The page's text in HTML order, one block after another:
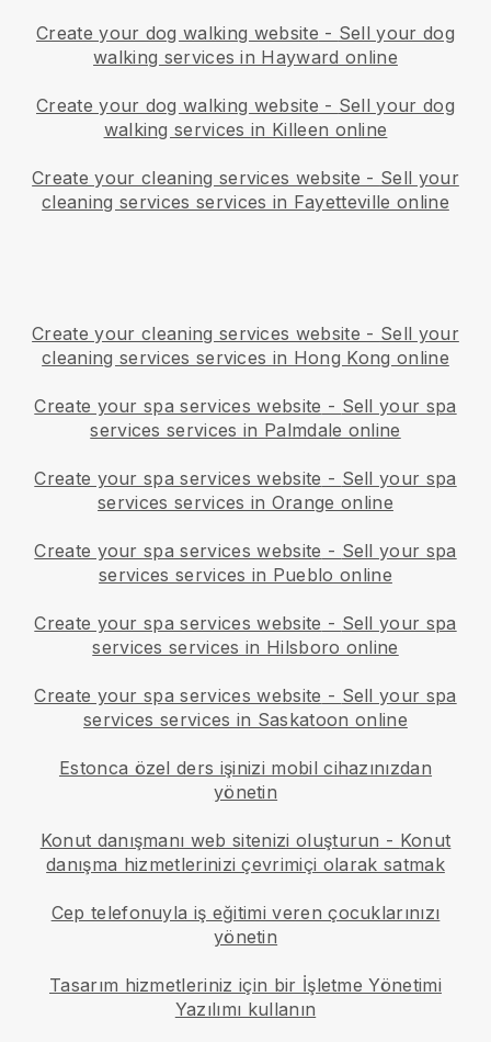
Create your dog walking website - Sell your dog
walking services in Hayward online
Create your dog walking website - Sell your dog
walking services in Killeen online
Create your cleaning services website - Sell your
cleaning services services in Fayetteville online
Create your cleaning services website - Sell your
cleaning services services in Hong Kong online
Create your spa services website - Sell your spa
services services in Palmdale online
Create your spa services website - Sell your spa
services services in Orange online
Create your spa services website - Sell your spa
services services in Pueblo online
Create your spa services website - Sell your spa
services services in Hilsboro online
Create your spa services website - Sell your spa
services services in Saskatoon online
Estonca özel ders işinizi mobil cihazınızdan
yönetin
Konut danışmanı web sitenizi oluşturun - Konut
danışma hizmetlerinizi çevrimiçi olarak satmak
Cep telefonuyla iş eğitimi veren çocuklarınızı
yönetin
Tasarım hizmetleriniz için bir İşletme Yönetimi
Yazılımı kullanın